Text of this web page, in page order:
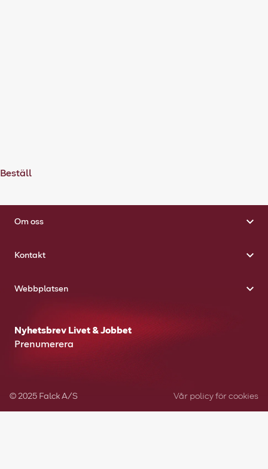
Beställ
Om oss
Kontakt
Webbplatsen
Nyhetsbrev Livet & Jobbet
Prenumerera
© 2025 Falck A/S Vår policy för cookies